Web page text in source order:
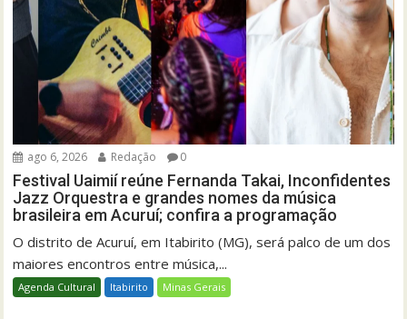
ago 6, 2026 Redação 0
Festival Uaimií reúne Fernanda Takai, Inconfidentes
Jazz Orquestra e grandes nomes da música
brasileira em Acuruí; confira a programação
O distrito de Acuruí, em Itabirito (MG), será palco de um dos
maiores encontros entre música,...
Agenda Cultural Itabirito Minas Gerais